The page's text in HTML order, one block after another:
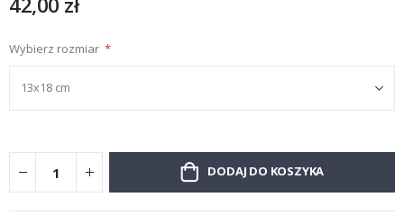
Wybierz rozmiar
DODAJ DO KOSZYKA